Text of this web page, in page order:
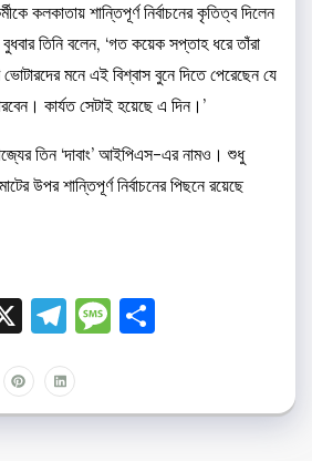
কলকাতায় শান্তিপূর্ণ নির্বাচনের কৃতিত্ব দিলেন
তিনি বলেন, ‘গত কয়েক সপ্তাহ ধরে তাঁরা
মনে এই বিশ্বাস বুনে দিতে পেরেছেন যে
কার্যত সেটাই হয়েছে এ দিন।’
তিন ‘দাবাং’ আইপিএস-এর নামও। শুধু
উপর শান্তিপূর্ণ নির্বাচনের পিছনে রয়েছে
X Telegram
Message